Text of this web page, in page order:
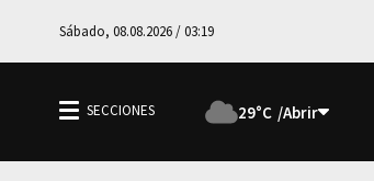
Sábado, 08.08.2026 / 03:19
29°C